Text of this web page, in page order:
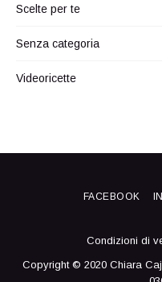
Scelte per te
Senza categoria
Videoricette
FACEBOOK
Condizioni di
Copyright © 2020 Chiara